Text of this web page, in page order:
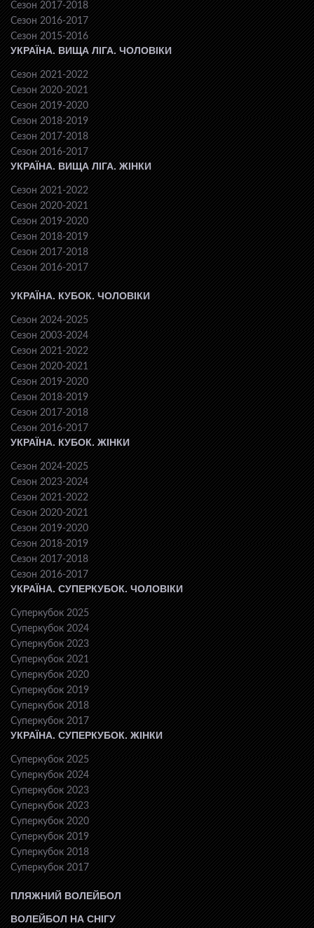
Сезон 2017-2018
Сезон 2016-2017
Сезон 2015-2016
УКРАЇНА. ВИЩА ЛІГА. ЧОЛОВІКИ
Сезон 2021-2022
Сезон 2020-2021
Сезон 2019-2020
Сезон 2018-2019
Сезон 2017-2018
Сезон 2016-2017
УКРАЇНА. ВИЩА ЛІГА. ЖІНКИ
Сезон 2021-2022
Сезон 2020-2021
Сезон 2019-2020
Сезон 2018-2019
Сезон 2017-2018
Сезон 2016-2017
УКРАЇНА. КУБОК. ЧОЛОВІКИ
Сезон 2024-2025
Сезон 2003-2024
Сезон 2021-2022
Сезон 2020-2021
Сезон 2019-2020
Сезон 2018-2019
Сезон 2017-2018
Сезон 2016-2017
УКРАЇНА. КУБОК. ЖІНКИ
Сезон 2024-2025
Сезон 2023-2024
Сезон 2021-2022
Сезон 2020-2021
Сезон 2019-2020
Сезон 2018-2019
Сезон 2017-2018
Сезон 2016-2017
УКРАЇНА. СУПЕРКУБОК. ЧОЛОВІКИ
Суперкубок 2025
Суперкубок 2024
Суперкубок 2023
Суперкубок 2021
Суперкубок 2020
Суперкубок 2019
Суперкубок 2018
Суперкубок 2017
УКРАЇНА. СУПЕРКУБОК. ЖІНКИ
Суперкубок 2025
Суперкубок 2024
Суперкубок 2023
Суперкубок 2023
Суперкубок 2020
Суперкубок 2019
Суперкубок 2018
Суперкубок 2017
ПЛЯЖНИЙ ВОЛЕЙБОЛ
ВОЛЕЙБОЛ НА СНІГУ